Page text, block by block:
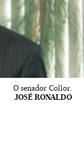
O senador Collor.
JOSÉ RONALDO